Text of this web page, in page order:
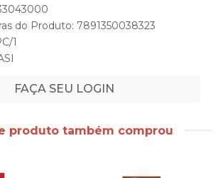
do Produto: 7891350038323
1
FAÇA SEU LOGIN
produto também comprou